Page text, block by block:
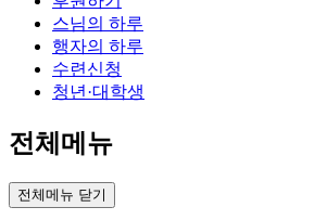
스님의 하루
행자의 하루
수련신청
청년·대학생
전체메뉴
전체메뉴 닫기